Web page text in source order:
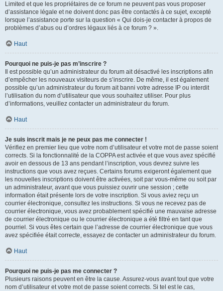
Limited et que les propriétaires de ce forum ne peuvent pas vous proposer
d’assistance légale et ne doivent donc pas être contactés à ce sujet, excepté
lorsque l’assistance porte sur la question « Qui dois-je contacter à propos de
problèmes d’abus ou d’ordres légaux liés à ce forum ? ».
Haut
Pourquoi ne puis-je pas m’inscrire ?
Il est possible qu’un administrateur du forum ait désactivé les inscriptions afin
d’empêcher les nouveaux visiteurs de s’inscrire. De même, il est également
possible qu’un administrateur du forum ait banni votre adresse IP ou interdit
l’utilisation du nom d’utilisateur que vous souhaitez utiliser. Pour plus
d’informations, veuillez contacter un administrateur du forum.
Haut
Je suis inscrit mais je ne peux pas me connecter !
Vérifiez en premier lieu que votre nom d’utilisateur et votre mot de passe soient
corrects. Si la fonctionnalité de la COPPA est activée et que vous avez spécifié
avoir en dessous de 13 ans pendant l’inscription, vous devrez suivre les
instructions que vous avez reçues. Certains forums exigeront également que
les nouvelles inscriptions doivent être activées, soit par vous-même ou soit par
un administrateur, avant que vous puissiez ouvrir une session ; cette
information était présente lors de votre inscription. Si vous aviez reçu un
courrier électronique, consultez les instructions. Si vous ne recevez pas de
courrier électronique, vous avez probablement spécifié une mauvaise adresse
de courrier électronique ou le courrier électronique a été filtré en tant que
pourriel. Si vous êtes certain que l’adresse de courrier électronique que vous
avez spécifiée était correcte, essayez de contacter un administrateur du forum.
Haut
Pourquoi ne puis-je pas me connecter ?
Plusieurs raisons peuvent en être la cause. Assurez-vous avant tout que votre
nom d’utilisateur et votre mot de passe soient corrects. Si tel est le cas,